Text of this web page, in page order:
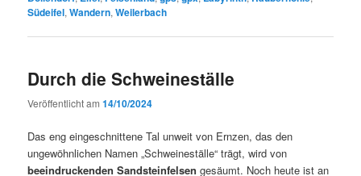
Südeifel,Wandern,Weilerbach
Durch die Schweineställe
Veröffentlicht am14/10/2024
Das eng eingeschnittene Tal unweit von Ernzen, das den
ungewöhnlichen Namen „Schweineställe“ trägt, wird von
beeindruckenden Sandsteinfelsengesäumt. Noch heute ist an